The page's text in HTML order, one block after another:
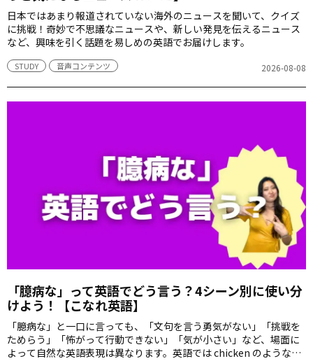
日本ではあまり報道されていない海外のニュースを聞いて、クイズ
に挑戦！奇妙で不思議なニュースや、新しい発見を伝えるニュース
など、興味を引く話題を易しめの英語でお届けします。
STUDY 音声コンテンツ 2026-08-08
「臆病な」って英語でどう言う？4シーン別に使い分
けよう！【こなれ英語】
「臆病な」と一口に言っても、「文句を言う勇気がない」「挑戦を
ためらう」「怖がって行動できない」「気が小さい」など、場面に
よって自然な英語表現は異なります。英語では chicken のようなカ